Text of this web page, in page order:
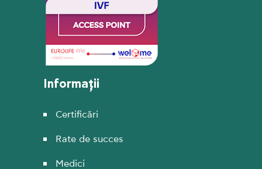
Informații
Certificări
Rate de succes
Medici